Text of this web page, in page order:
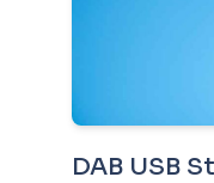
DAB USB